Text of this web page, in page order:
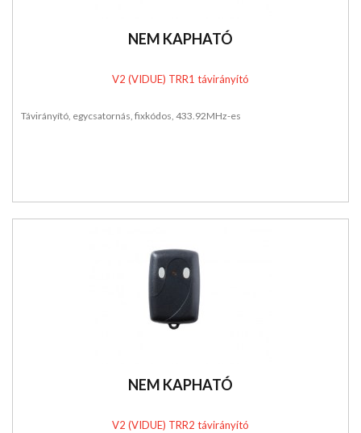
NEM KAPHATÓ
V2 (VIDUE) TRR1 távirányító
Távirányító, egycsatornás, fixkódos, 433.92MHz-es
NEM KAPHATÓ
V2 (VIDUE) TRR2 távirányító